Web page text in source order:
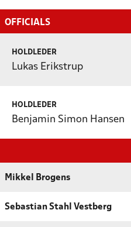
OFFICIALS
HOLDLEDER
Lukas Erikstrup
HOLDLEDER
Benjamin Simon Hansen
Mikkel Brogens
Sebastian Stahl Vestberg